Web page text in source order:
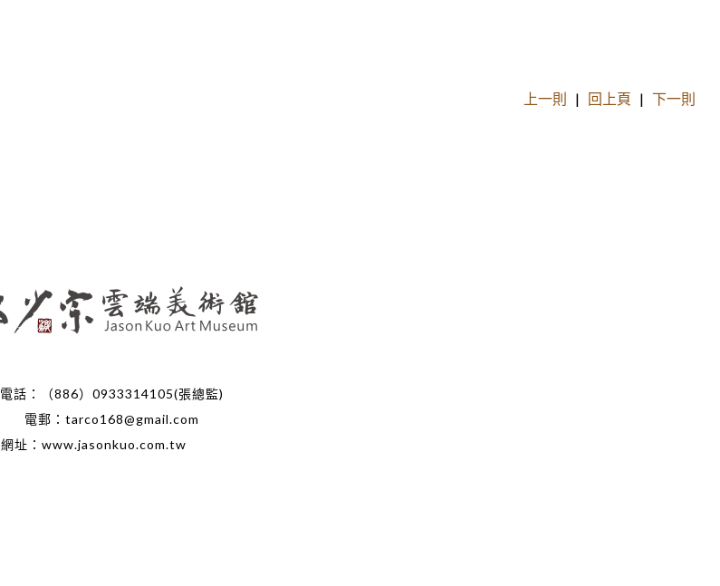
上一則 | 回上頁 |下一則
電話：（886）0933314105(張總監)
電郵：tarco168@gmail.com
網址：www.jasonkuo.com.tw